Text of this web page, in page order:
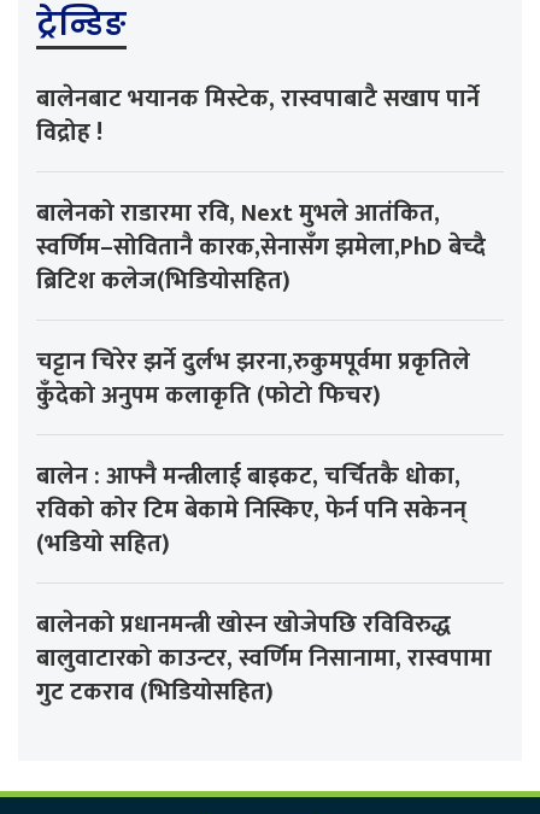
ट्रेन्डिङ
बालेनबाट भयानक मिस्टेक, रास्वपाबाटै सखाप पार्ने
विद्रोह !
बालेनको राडारमा रवि, Next मुभले आतंकित,
स्वर्णिम–सोवितानै कारक,सेनासँग झमेला,PhD बेच्दै
ब्रिटिश कलेज(भिडियोसहित)
चट्टान चिरेर झर्ने दुर्लभ झरना,रुकुमपूर्वमा प्रकृतिले
कुँदेको अनुपम कलाकृति (फोटो फिचर)
बालेन : आफ्नै मन्त्रीलाई बाइकट, चर्चितकै धोका,
रविको कोर टिम बेकामे निस्किए, फेर्न पनि सकेनन्
(भडियो सहित)
बालेनको प्रधानमन्त्री खोस्न खोजेपछि रविविरुद्ध
बालुवाटारको काउन्टर, स्वर्णिम निसानामा, रास्वपामा
गुट टकराव (भिडियोसहित)